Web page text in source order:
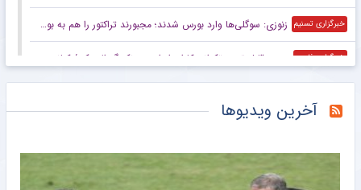
خبرگزاری تسنیم زنوزی: سوگلی‌ها وارد بورس شدند؛ مجبورند تراکتور را هم به بورس ببرند/ بدهی‌های ما کمتر از ۲ میلیارد تومان است
خبرگزاری فارس صعود قابل توجه تکواندوکاران ایران در رنکینگ المپیکی/ کیانی و میرحسینی در جمع ۲۰ تکواندوکار برتر جهان
آخرین رتبه استقلال و پرسپولیس در جهان
آخرین ویدیوها